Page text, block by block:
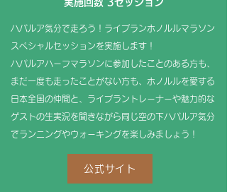
​実施回数 3セッション
ハパルア気分で走ろう！ライブランホノルルマラソン
スペシャルセッションを実施します！
ハパルアハーフマラソンに参加したことのある方も、
まだ一度も走ったことがない方も、ホノルルを愛する
日本全国の仲間と、ライブラントレーナーや魅力的な
ゲストの生実況を聞きながら同じ空の下ハパルア気分
でランニングやウォーキングを楽しみましょう！
公式サイト